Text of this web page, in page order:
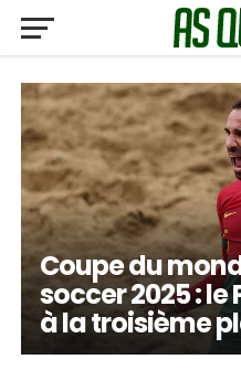
Coupe du
soccer 2025 :
à la troisième